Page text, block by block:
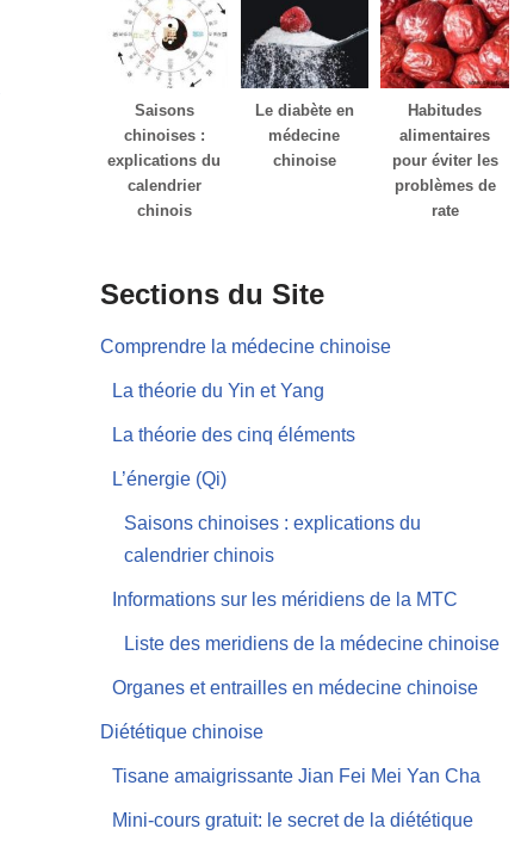
Saisons
chinoises :
explications du
calendrier
chinois
Le diabète en
médecine
chinoise
Habitudes
alimentaires
pour éviter les
problèmes de
rate
Sections du Site
Comprendre la médecine chinoise
La théorie du Yin et Yang
La théorie des cinq éléments
L’énergie (Qi)
Saisons chinoises : explications du
calendrier chinois
Informations sur les méridiens de la MTC
Liste des meridiens de la médecine chinoise
Organes et entrailles en médecine chinoise
Diététique chinoise
Tisane amaigrissante Jian Fei Mei Yan Cha
Mini-cours gratuit: le secret de la diététique